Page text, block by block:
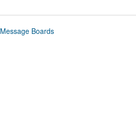
Message Boards